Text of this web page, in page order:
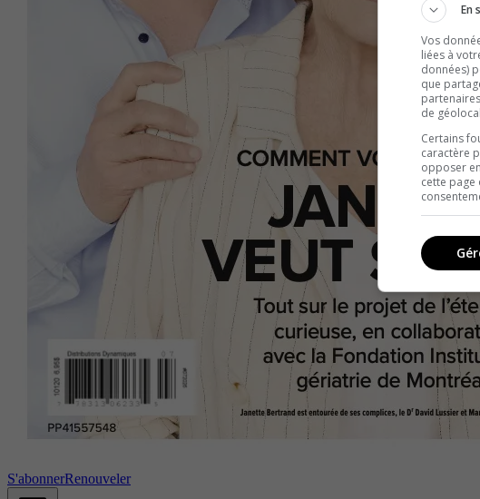
S'abonnerRenouveler
En
Vos
liées à
données)
que
de
Certains
caractère
opposer
cette